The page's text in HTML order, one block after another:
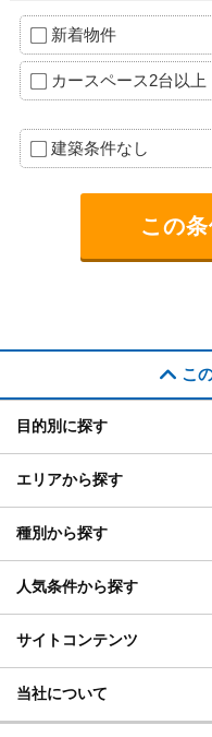
新着物件
カースペース2台以上
建築条件なし
こ
目的別に探す
エリアから探す
種別から探す
人気条件から探す
サイトコンテンツ
当社について